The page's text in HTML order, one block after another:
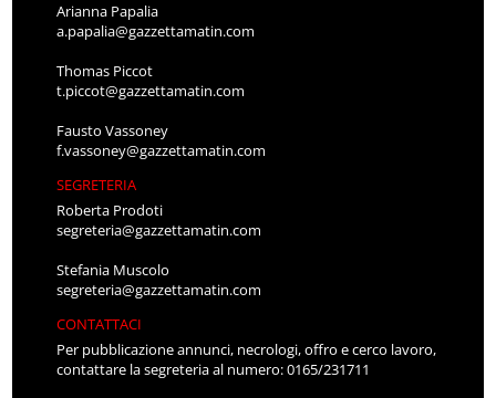
Arianna Papalia
a.papalia@gazzettamatin.com
Thomas Piccot
t.piccot@gazzettamatin.com
Fausto Vassoney
f.vassoney@gazzettamatin.com
SEGRETERIA
Roberta Prodoti
segreteria@gazzettamatin.com
Stefania Muscolo
segreteria@gazzettamatin.com
CONTATTACI
Per pubblicazione annunci, necrologi, offro e cerco lavoro,
contattare la segreteria al numero: 0165/231711